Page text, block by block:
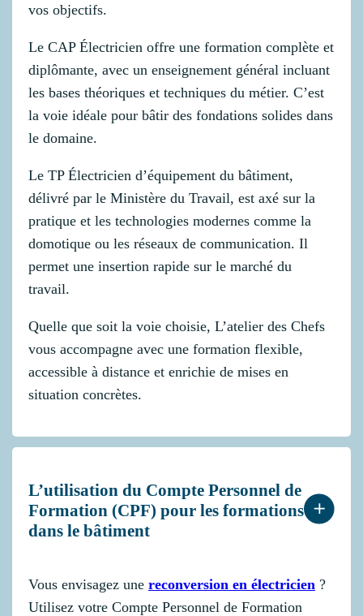
vos objectifs.
Le CAP Électricien offre une formation complète et
diplômante, avec un enseignement général incluant
les bases théoriques et techniques du métier. C’est
la voie idéale pour bâtir des fondations solides dans
le domaine.
Le TP Électricien d’équipement du bâtiment,
délivré par le Ministère du Travail, est axé sur la
pratique et les technologies modernes comme la
domotique ou les réseaux de communication. Il
permet une insertion rapide sur le marché du
travail.
Quelle que soit la voie choisie, L’atelier des Chefs
vous accompagne avec une formation flexible,
accessible à distance et enrichie de mises en
situation concrètes.
L’utilisation du Compte Personnel de
Formation (CPF) pour les formations
dans le bâtiment
Vous envisagez une reconversion en électricien ?
Utilisez votre Compte Personnel de Formation